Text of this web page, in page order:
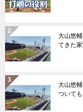
大山悠
てきた
大山悠
ついても